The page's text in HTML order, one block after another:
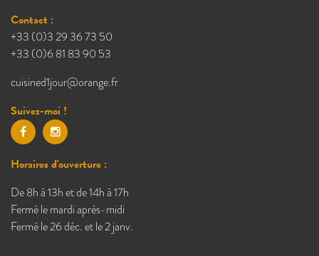
Contact :
+33 (0)3 29 36 73 50
+33 (0)6 81 83 90 53
cuisined1jour@orange.fr
Suivez-moi !
Horaires d'ouverture :
De 8h à 13h et de 14h à 17h
Fermé le mardi après-midi
Fermé le 26 déc. et le 2 janv.